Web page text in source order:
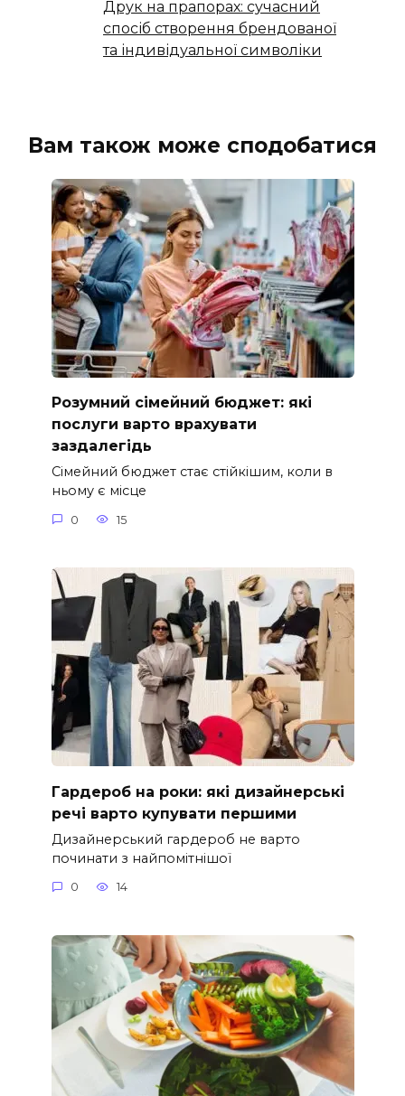
Друк на прапорах: сучасний
спосіб створення брендованої
та індивідуальної символіки
Вам також може сподобатися
Розумний сімейний бюджет: які
послуги варто врахувати
заздалегідь
Сімейний бюджет стає стійкішим, коли в
ньому є місце
0 15
Гардероб на роки: які дизайнерські
речі варто купувати першими
Дизайнерський гардероб не варто
починати з найпомітнішої
0 14